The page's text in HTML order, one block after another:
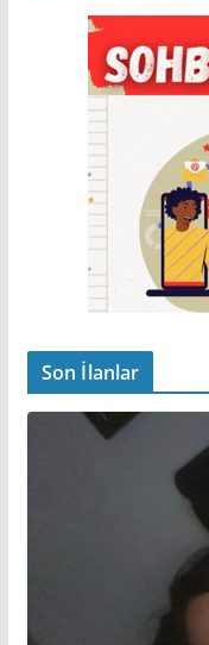
Son İlanlar